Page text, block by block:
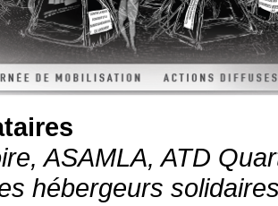
ASAMLA, ATD
hébergeurs